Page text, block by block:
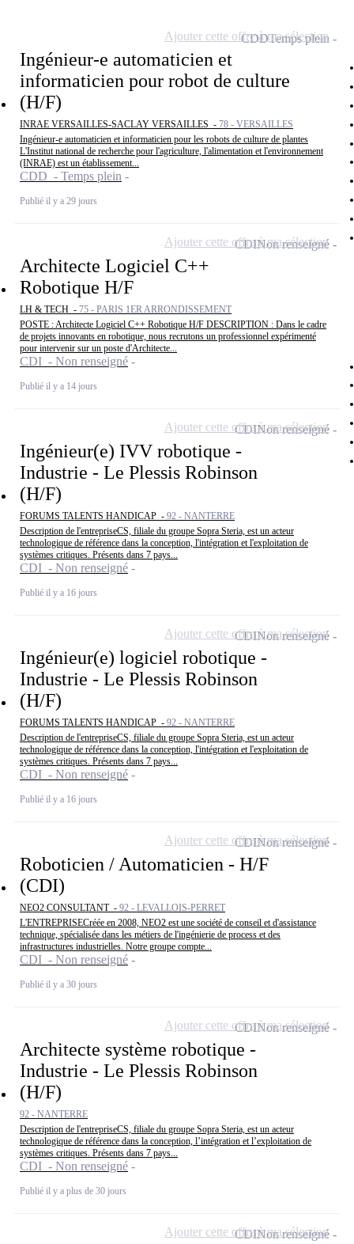
Ingénieur-e automaticien et
informaticien pour robot de culture
(H/F)
INRAE VERSAILLES-SACLAY VERSAILLES - 78 - VERSAILLES
Ingénieur-e automaticien et informaticien pour les robots de culture de plantes
L'Institut national de recherche pour l'agriculture, l'alimentation et l'environnement
(INRAE) est un établissement...
CDD - Temps plein
Publié il y a 29 jours
CDDTemps plein
Ajouter cette offre à ma sélection
Architecte Logiciel C++
Robotique H/F
LH & TECH - 75 - PARIS 1ER ARRONDISSEMENT
POSTE : Architecte Logiciel C++ Robotique H/F DESCRIPTION : Dans le cadre
de projets innovants en robotique, nous recrutons un professionnel expérimenté
pour intervenir sur un poste d'Architecte...
CDI - Non renseigné
Publié il y a 14 jours
CDINon renseigné
Ajouter cette offre à ma sélection
Ingénieur(e) IVV robotique -
Industrie - Le Plessis Robinson
(H/F)
FORUMS TALENTS HANDICAP - 92 - NANTERRE
Description de l'entrepriseCS, filiale du groupe Sopra Steria, est un acteur
technologique de référence dans la conception, l'intégration et l'exploitation de
systèmes critiques. Présents dans 7 pays...
CDI - Non renseigné
Publié il y a 16 jours
CDINon renseigné
Ajouter cette offre à ma sélection
Ingénieur(e) logiciel robotique -
Industrie - Le Plessis Robinson
(H/F)
FORUMS TALENTS HANDICAP - 92 - NANTERRE
Description de l'entrepriseCS, filiale du groupe Sopra Steria, est un acteur
technologique de référence dans la conception, l'intégration et l'exploitation de
systèmes critiques. Présents dans 7 pays...
CDI - Non renseigné
Publié il y a 16 jours
CDINon renseigné
Ajouter cette offre à ma sélection
Roboticien / Automaticien - H/F
(CDI)
NEO2 CONSULTANT - 92 - LEVALLOIS-PERRET
L'ENTREPRISECréée en 2008, NEO2 est une société de conseil et d'assistance
technique, spécialisée dans les métiers de l'ingénierie de process et des
infrastructures industrielles. Notre groupe compte...
CDI - Non renseigné
Publié il y a 30 jours
CDINon renseigné
Ajouter cette offre à ma sélection
Architecte système robotique -
Industrie - Le Plessis Robinson
(H/F)
92 - NANTERRE
Description de l'entrepriseCS, filiale du groupe Sopra Steria, est un acteur
technologique de référence dans la conception, l’intégration et l’exploitation de
systèmes critiques. Présents dans 7 pays...
CDI - Non renseigné
Publié il y a plus de 30 jours
CDINon renseigné
Ajouter cette offre à ma sélection
CDINon renseigné
Ajouter cette offre à ma sélection